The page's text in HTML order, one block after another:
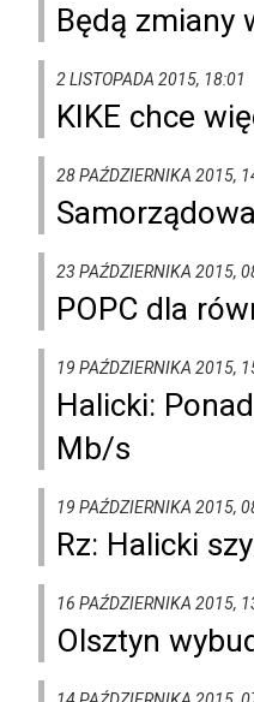
Będą zmiany
2 LISTOPADA 2015, 18:01
KIKE chce
28 PAŹDZIERNIKA 2015,
23 PAŹDZIERNIKA 2015,
POPC dla
19 PAŹDZIERNIKA 2015,
Halicki:
Mb/s
19 PAŹDZIERNIKA 2015,
Rz: Halicki
16 PAŹDZIERNIKA 2015,
Olsztyn